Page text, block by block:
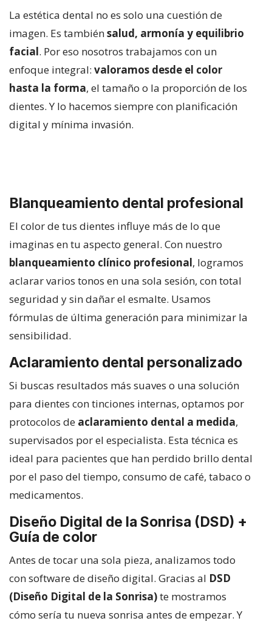
La estética dental no es solo una cuestión de
imagen. Es tambiénsalud, armonía y equilibrio
facial. Por eso nosotros trabajamos con un
enfoque integral: valoramos desde el color
hasta la forma, el tamaño o la proporción de los
dientes. Y lo hacemos siempre con planificación
digital y mínima invasión.
Blanqueamiento dental profesional
El color de tus dientes influye más de lo que
imaginas en tu aspecto general. Con nuestro
blanqueamiento clínico profesional, logramos
aclarar varios tonos en una sola sesión, con total
seguridad y sin dañar el esmalte. Usamos
fórmulas de última generación para minimizar la
sensibilidad.
Aclaramiento dental personalizado
Si buscas resultados más suaves o una solución
para dientes con tinciones internas, optamos por
protocolos de aclaramiento dental a medida,
supervisados por el especialista. Esta técnica es
ideal para pacientes que han perdido brillo dental
por el paso del tiempo, consumo de café, tabaco o
medicamentos.
Diseño Digital de la Sonrisa (DSD) +
Guía de color
Antes de tocar una sola pieza, analizamos todo
con software de diseño digital. Gracias al DSD
(Diseño Digital de la Sonrisa)te mostramos
cómo sería tu nueva sonrisa antes de empezar. Y